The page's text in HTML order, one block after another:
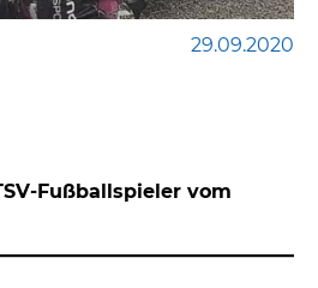
29.09.2020
Fußballspieler vom